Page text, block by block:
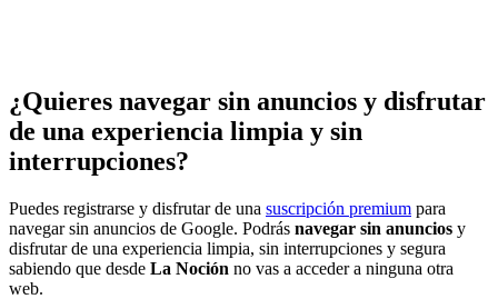
¿Quieres navegar sin anuncios y disfrutar
de una experiencia limpia y sin
interrupciones?
Puedes registrarse y disfrutar de una suscripción premium para
navegar sin anuncios de Google. Podrás navegar sin anuncios y
disfrutar de una experiencia limpia, sin interrupciones y segura
sabiendo que desde La Noción no vas a acceder a ninguna otra
web.